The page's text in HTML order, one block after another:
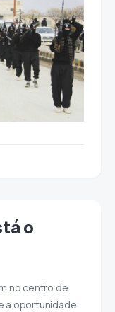
o
no centro de
a oportunidade